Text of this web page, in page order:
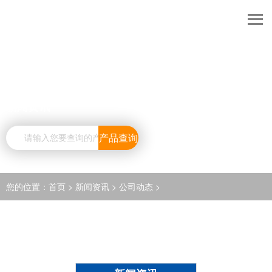
产品查询
您的位置： 首页 > 新闻资讯 > 公司动态 >